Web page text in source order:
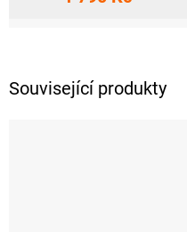
Související produkty